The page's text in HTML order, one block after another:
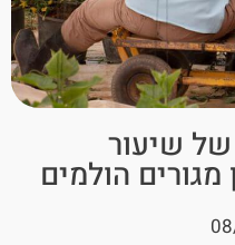
שיעור
מגורים הולמים